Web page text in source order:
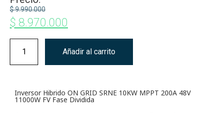
$9.990.000
$ 8.970.000
Añadir al carrito
Inversor Hibrido ON GRID SRNE 10KW MPPT 200A 48V
11000W FV Fase Dividida